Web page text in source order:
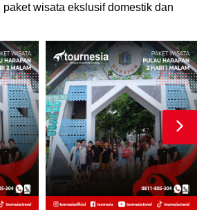
wisata ekslusif domestik dan